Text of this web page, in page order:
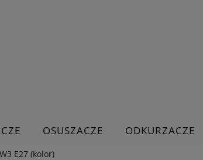
OSUSZACZE ODKURZACZE
E27 (kolor)